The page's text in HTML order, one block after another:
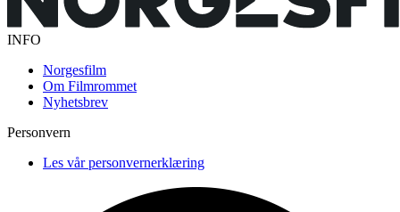
INFO
Norgesfilm
Om Filmrommet
Nyhetsbrev
Personvern
Les vår personvernerklæring